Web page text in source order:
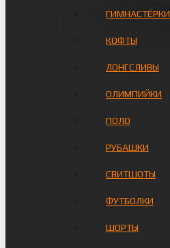
ГИМНАСТЁРКИ
КОФТЫ
ЛОНГСЛИВЫ
ОЛИМПИЙКИ
ПОЛО
РУБАШКИ
СВИТШОТЫ
ФУТБОЛКИ
ШОРТЫ